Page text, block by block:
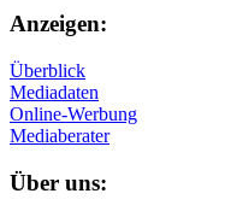
Anzeigen:
Überblick
Mediadaten
Online-Werbung
Mediaberater
Über uns: